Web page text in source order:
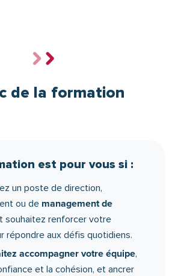
ce parcours, vous investissez
chaque collaborateur et
moment.
de la formation
est pour vous si :
un poste de direction,
ou de management de
souhaitez renforcer votre
répondre aux défis quotidiens.
accompagner votre équipe,
et la cohésion, et ancrer